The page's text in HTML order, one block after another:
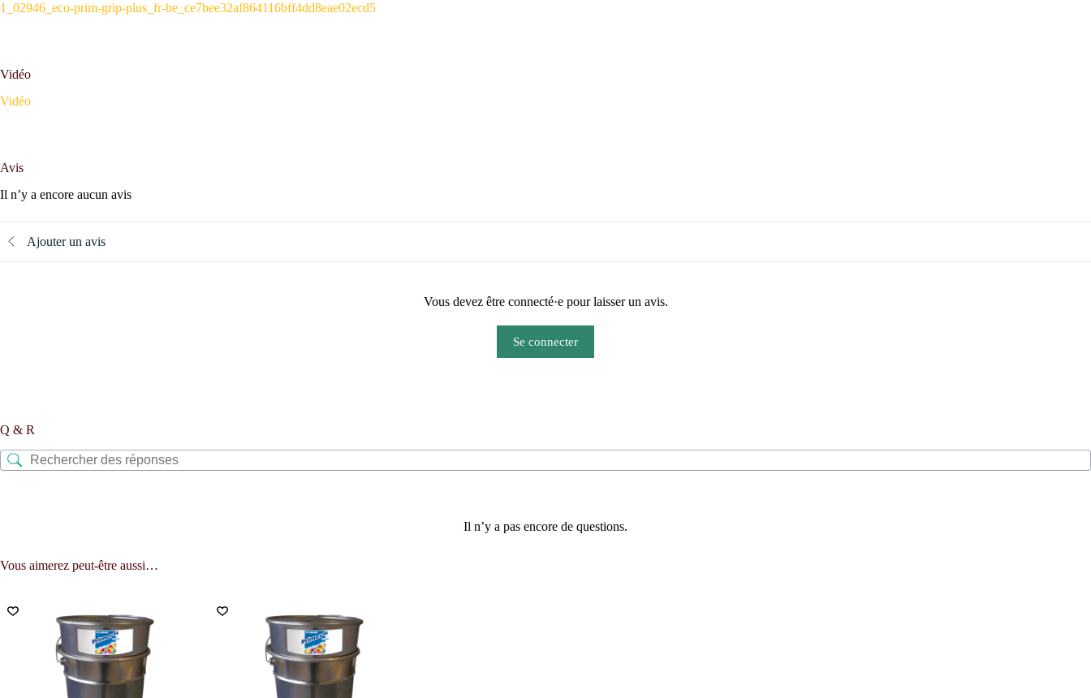
1_02946_eco-prim-grip-plus_fr-be_ce7bee32af864116bff4dd8eae02ecd5
Vidéo
Vidéo
Avis
Il n’y a encore aucun avis
Ajouter un avis
Vous devez être connecté·e pour laisser un avis.
Se connecter
Q & R
Il n’y a pas encore de questions.
Vous aimerez peut-être aussi…